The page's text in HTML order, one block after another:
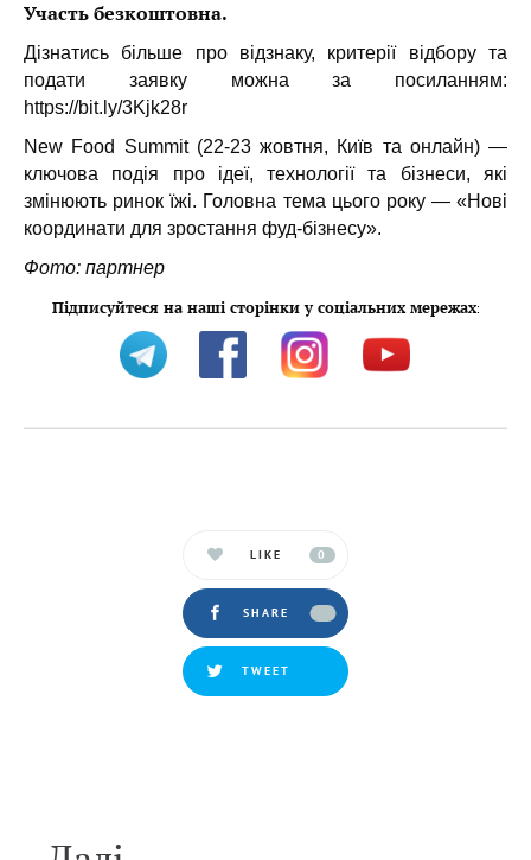
Участь безкоштовна.
Дізнатись більше про відзнаку, критерії відбору та
подати заявку можна за посиланням:
https://bit.ly/3Kjk28r
New Food Summit (22-23 жовтня, Київ та онлайн) —
ключова подія про ідеї, технології та бізнеси, які
змінюють ринок їжі. Головна тема цього року — «Нові
координати для зростання фуд-бізнесу».
Фото: партнер
Підписуйтеся на наші сторінки у соціальних мережах:
LIKE 0
SHARE
TWEET